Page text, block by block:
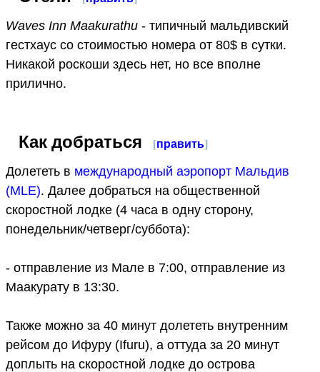
Waves Inn Maakurathu - типичный мальдивский
гестхаус со стоимостью номера от 80$ в сутки.
Никакой роскоши здесь нет, но все вполне
прилично.
Как добраться [править]
Долететь в международный аэропорт Мальдив
(MLE). Далее добраться на общественной
скоростной лодке (4 часа в одну сторону,
понедельник/четверг/суббота):
- отправление из Мале в 7:00, отправление из
Маакурату в 13:30.
Также можно за 40 минут долететь внутренним
рейсом до Ифуру (Ifuru), а оттуда за 20 минут
доплыть на скоростной лодке до острова